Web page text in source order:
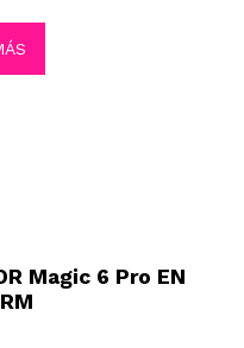
Magic 6 Pro EN